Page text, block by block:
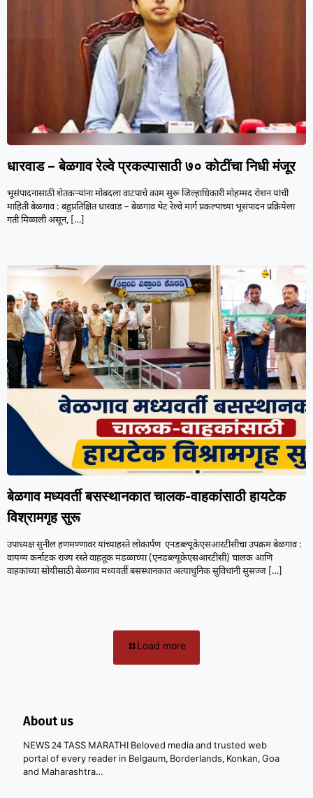
धारवाड – बेळगाव रेल्वे प्रकल्पासाठी ७० कोटींचा निधी मंजूर
भूसंपादनासाठी शेतकऱ्यांना मोबदला वाटपाचे काम सुरू जिल्हाधिकारी मोहम्मद रोशन यांची
माहिती बेळगाव : बहुप्रतिक्षित धारवाड – बेळगाव थेट रेल्वे मार्ग प्रकल्पाच्या भूसंपादन प्रक्रियेला
गती मिळाली असून, […]
बेळगाव मध्यवर्ती बसस्थानकात चालक-वाहकांसाठी हायटेक
विश्रामगृह सुरू
उपाध्यक्ष सुनील हणमण्णावर यांच्याहस्ते लोकार्पण एनडब्ल्यूकेएसआरटीसीचा उपक्रम बेळगाव :
वायव्य कर्नाटक राज्य रस्ते वाहतूक मंडळाच्या (एनडब्ल्यूकेएसआरटीसी) चालक आणि
वाहकांच्या सोयीसाठी बेळगाव मध्यवर्ती बसस्थानकात अत्याधुनिक सुविधांनी सुसज्ज […]
Load more
About us
NEWS 24 TASS MARATHI Beloved media and trusted web
portal of every reader in Belgaum, Borderlands, Konkan, Goa
and Maharashtra…